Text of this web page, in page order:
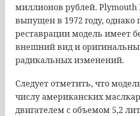
миллионов рублей. Plymouth
выпущен в 1972 году, однако
реставрации модель имеет
внешний вид и
радикальных изменений.
Следует отметить, что
числу американских
двигателем с объемом 5,2